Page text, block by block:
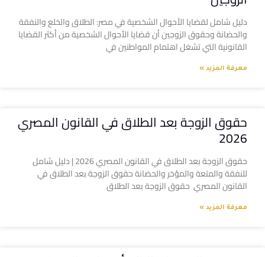
دليل شامل لقضايا الأحوال الشخصية في مصر: الطلاق والخلع والنفقة
والحضانة وحقوق الزوجين أن قضايا الأحوال الشخصية من أكثر القضايا
القانونية التي تشغل اهتمام المواطنين في
معرفة المزيد »
حقوق الزوجة بعد الطلاق في القانون المصري
2026
حقوق الزوجة بعد الطلاق في القانون المصري 2026 | دليل شامل
للنفقة والمتعة والمؤخر والحضانة حقوق الزوجة بعد الطلاق في
القانون المصري حقوق الزوجة بعد الطلاق
معرفة المزيد »